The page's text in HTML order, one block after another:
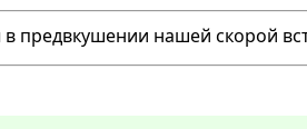
предвкушении нашей скорой